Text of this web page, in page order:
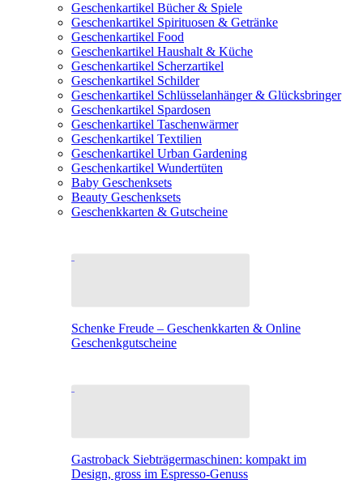
Geschenkartikel Bücher & Spiele
Geschenkartikel Spirituosen & Getränke
Geschenkartikel Food
Geschenkartikel Haushalt & Küche
Geschenkartikel Scherzartikel
Geschenkartikel Schilder
Geschenkartikel Schlüsselanhänger & Glücksbringer
Geschenkartikel Spardosen
Geschenkartikel Taschenwärmer
Geschenkartikel Textilien
Geschenkartikel Urban Gardening
Geschenkartikel Wundertüten
Baby Geschenksets
Beauty Geschenksets
Geschenkkarten & Gutscheine
Schenke Freude – Geschenkkarten & Online
Geschenkgutscheine
Gastroback Siebträgermaschinen: kompakt im
Design, gross im Espresso-Genuss